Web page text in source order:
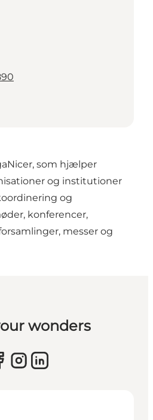
som hjælper
og institutioner
og
konferencer,
messer og
wonders